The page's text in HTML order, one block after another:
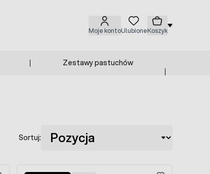
Moje kontoUlubioneKoszyk
Zestawy pastuchów
Sortuj: